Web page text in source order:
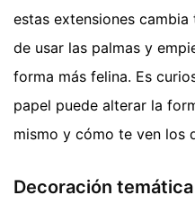
estas extensiones
de usar las palmas y
forma más felina. Es
papel puede alterar la
mismo y cómo te ven los
Decoración temática